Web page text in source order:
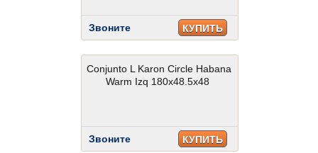
Звоните КУПИТЬ
Conjunto L Karon Circle Habana
Warm Izq 180x48.5x48
Звоните КУПИТЬ